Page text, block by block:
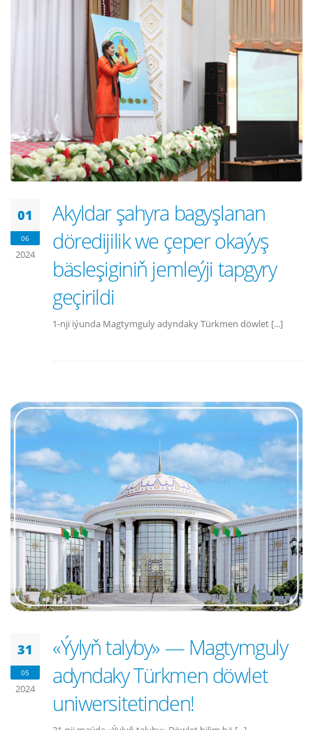
01
06
2024
Akyldar şahyra bagyşlanan
döredijilik we çeper okaýyş
bäsleşiginiň jemleýji tapgyry
geçirildi
1-nji iýunda Magtymguly adyndaky Türkmen döwlet [...]
31
05
2024
«Ýylyň talyby» — Magtymguly
adyndaky Türkmen döwlet
uniwersitetinden!